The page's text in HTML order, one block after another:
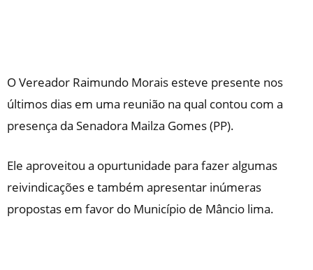
O Vereador Raimundo Morais esteve presente nos
últimos dias em uma reunião na qual contou com a
presença da Senadora Mailza Gomes (PP).
Ele aproveitou a opurtunidade para fazer algumas
reivindicações e também apresentar inúmeras
propostas em favor do Município de Mâncio lima.